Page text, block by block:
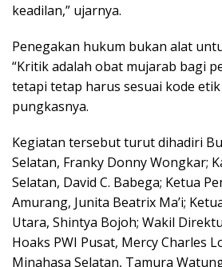
keadilan,” ujarnya.
Penegakan hukum bukan alat
“Kritik adalah obat mujarab bagi
tetapi tetap harus sesuai kode
pungkasnya.
Kegiatan tersebut turut dihadiri
Selatan, Franky Donny Wongkar;
Selatan, David C. Babega; Ketua
Amurang, Junita Beatrix Ma’i;
Utara, Shintya Bojoh; Wakil
Hoaks PWI Pusat, Mercy Charles
Minahasa Selatan, Tamura